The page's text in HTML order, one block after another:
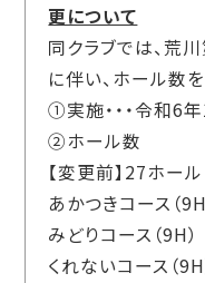
更について
同クラブでは、荒
に伴い、ホール数
①実施・・・令和6
②ホール数
【変更前】27ホール
あかつきコース（9H
みどりコース（9H）
くれないコース（9H